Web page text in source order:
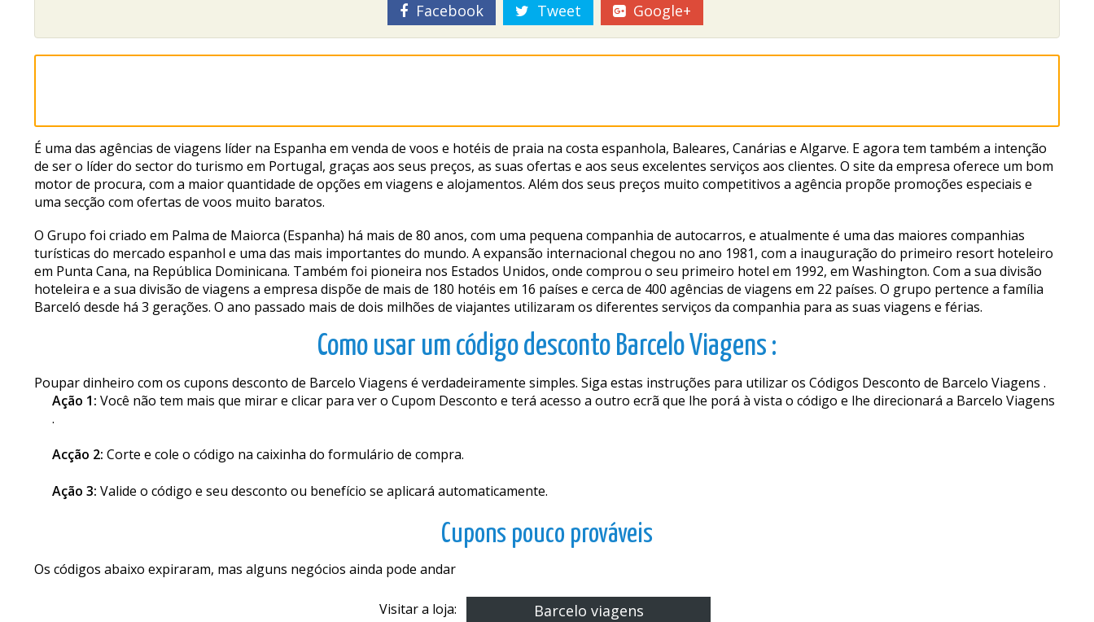
Facebook Tweet Google+
É uma das agências de viagens líder na Espanha em venda de voos e hotéis de praia na costa espanhola, Baleares, Canárias e Algarve. E agora tem também a intenção
de ser o líder do sector do turismo em Portugal, graças aos seus preços, as suas ofertas e aos seus excelentes serviços aos clientes. O site da empresa oferece um bom
motor de procura, com a maior quantidade de opções em viagens e alojamentos. Além dos seus preços muito competitivos a agência propõe promoções especiais e
uma secção com ofertas de voos muito baratos.
O Grupo foi criado em Palma de Maiorca (Espanha) há mais de 80 anos, com uma pequena companhia de autocarros, e atualmente é uma das maiores companhias
turísticas do mercado espanhol e uma das mais importantes do mundo. A expansão internacional chegou no ano 1981, com a inauguração do primeiro resort hoteleiro
em Punta Cana, na República Dominicana. Também foi pioneira nos Estados Unidos, onde comprou o seu primeiro hotel em 1992, em Washington. Com a sua divisão
hoteleira e a sua divisão de viagens a empresa dispõe de mais de 180 hotéis em 16 países e cerca de 400 agências de viagens em 22 países. O grupo pertence a família
Barceló desde há 3 gerações. O ano passado mais de dois milhões de viajantes utilizaram os diferentes serviços da companhia para as suas viagens e férias.
Como usar um código desconto Barcelo Viagens :
Poupar dinheiro com os cupons desconto de Barcelo Viagens é verdadeiramente simples. Siga estas instruções para utilizar os Códigos Desconto de Barcelo Viagens .
Ação 1: Você não tem mais que mirar e clicar para ver o Cupom Desconto e terá acesso a outro ecrã que lhe porá à vista o código e lhe direcionará a Barcelo Viagens
.
Acção 2: Corte e cole o código na caixinha do formulário de compra.
Ação 3: Valide o código e seu desconto ou benefício se aplicará automaticamente.
Cupons pouco prováveis
Os códigos abaixo expiraram, mas alguns negócios ainda pode andar
Visitar a loja: Barcelo viagens